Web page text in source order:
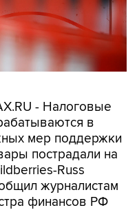
- Налоговые
в
мер поддержки
пострадали на
Russ
журналистам
финансов РФ